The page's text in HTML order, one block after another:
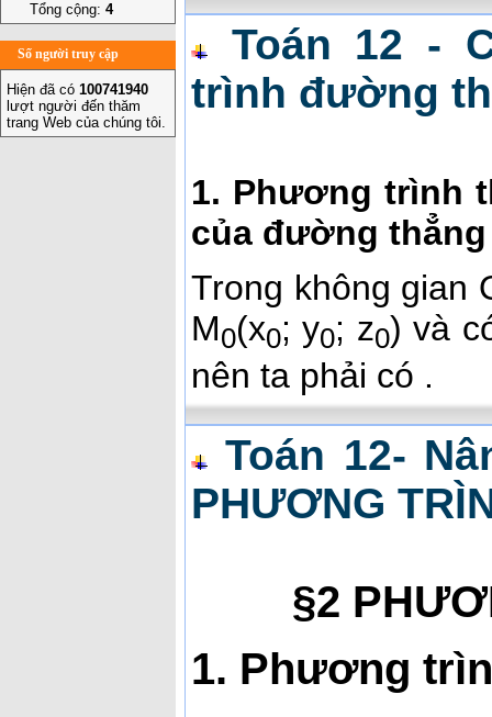
Tổng cộng: 4
Số người truy cập
Hiện đã có 100741940
lượt người đến thăm
trang Web của chúng tôi.
Toán 12 -
trình đường
1. Phương trình
của đường thẳng
Trong không gian
M0(x0; y0; z0) và
nên ta phải có .
Toán 12-
PHƯƠNG
§2
1. Phương